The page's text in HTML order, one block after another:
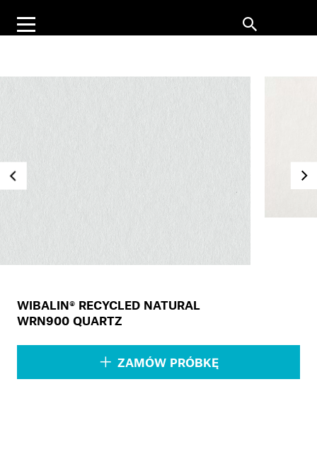
WIBALIN® RECYCLED NATURAL
WRN900 QUARTZ
ZAMÓW PRÓBKĘ